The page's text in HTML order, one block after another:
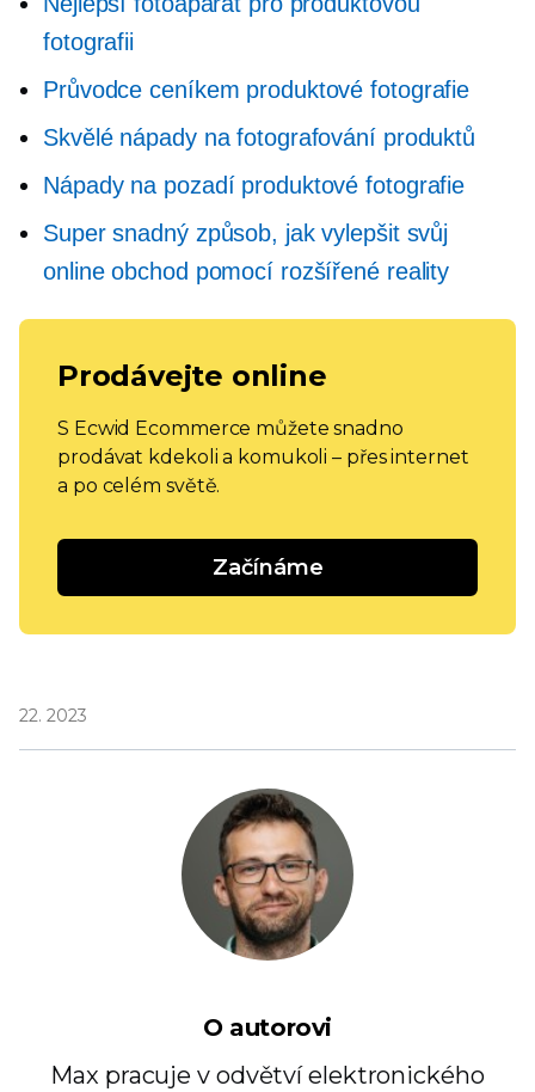
fotografii
Průvodce ceníkem produktové fotografie
Skvělé nápady na fotografování produktů
Nápady na pozadí produktové fotografie
Super snadný způsob, jak vylepšit svůj
online obchod pomocí rozšířené reality
Prodávejte online
S Ecwid Ecommerce můžete snadno
prodávat kdekoli a komukoli – přes internet
a po celém světě.
Začínáme
22. 2023
O autorovi
Max pracuje v odvětví elektronického